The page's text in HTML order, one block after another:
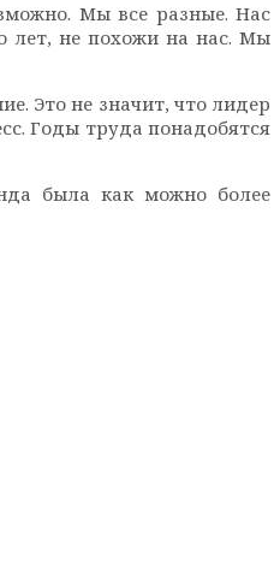
Мы все разные. Нас
лет, не похожи на нас. Мы
Это не значит, что лидер
Годы труда понадобятся
была как можно более